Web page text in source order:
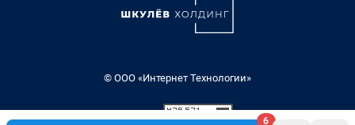
6
© ООО «Интернет Технологии»